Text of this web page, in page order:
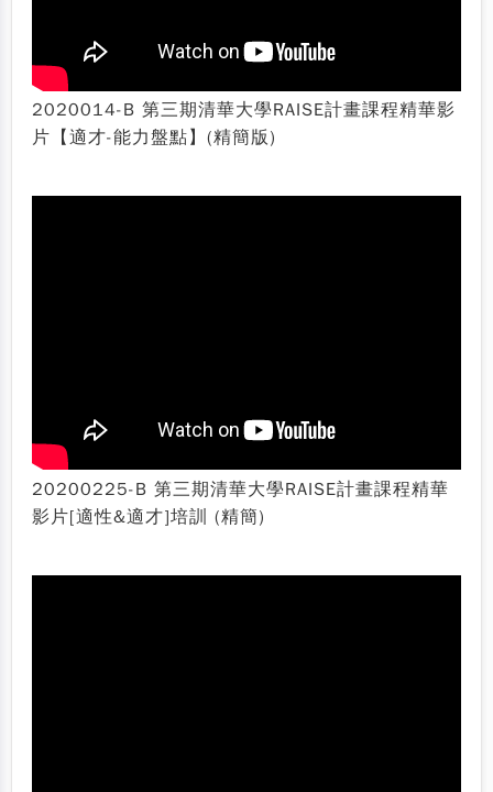
2020014-B 第三期清華大學RAISE計畫課程精華影
片【適才-能力盤點】(精簡版)
20200225-B 第三期清華大學RAISE計畫課程精華
影片[適性&適才]培訓 (精簡)